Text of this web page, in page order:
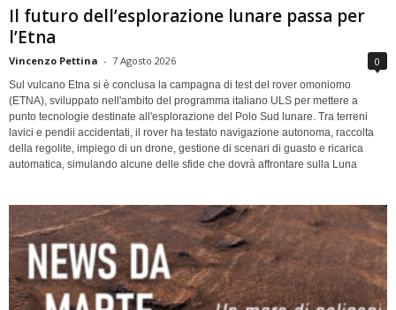
Il futuro dell’esplorazione lunare passa per
l’Etna
Vincenzo Pettina - 7 Agosto 2026 0
Sul vulcano Etna si è conclusa la campagna di test del rover omoniomo
(ETNA), sviluppato nell'ambito del programma italiano ULS per mettere a
punto tecnologie destinate all'esplorazione del Polo Sud lunare. Tra terreni
lavici e pendii accidentati, il rover ha testato navigazione autonoma, raccolta
della regolite, impiego di un drone, gestione di scenari di guasto e ricarica
automatica, simulando alcune delle sfide che dovrà affrontare sulla Luna